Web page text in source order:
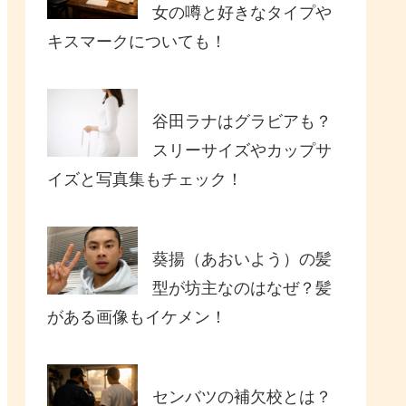
女の噂と好きなタイプや
キスマークについても！
谷田ラナはグラビアも？
スリーサイズやカップサ
イズと写真集もチェック！
葵揚（あおいよう）の髪
型が坊主なのはなぜ？髪
がある画像もイケメン！
センバツの補欠校とは？